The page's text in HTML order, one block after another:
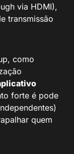
via HDMI),
transmissão
como
forte é pode
quem